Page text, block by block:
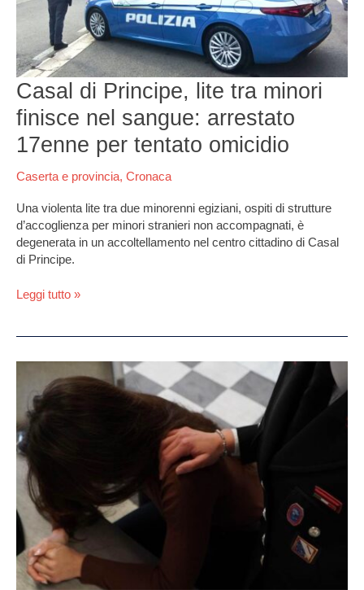
Casal di Principe, lite tra minori
finisce nel sangue: arrestato
17enne per tentato omicidio
Caserta e provincia, Cronaca
Una violenta lite tra due minorenni egiziani, ospiti di strutture
d’accoglienza per minori stranieri non accompagnati, è
degenerata in un accoltellamento nel centro cittadino di Casal
di Principe.
nel
sangue:
arrestato
17enne
per
tentato
omicidio
Leggi tutto »
Principe,
anni
di
maltrattamenti
anche
davanti
alla
figlia:
arrestato
52enne